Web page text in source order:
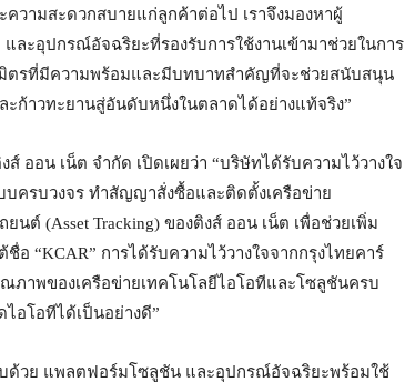
ามสะดวกสบายแก่ลูกค้าต่อไป เราจึงมองหาผู้
ะอุปกรณ์อัจฉริยะที่รองรับการใช้งานเข้ามาช่วยในการ
มิตรที่มีความพร้อมและมีบทบาทสำคัญที่จะช่วยสนับสนุน
ะก้าวทะยานสู่อันดับหนึ่งในตลาดได้อย่างแท้จริง”
ออน เน็ต จำกัด เปิดเผยว่า “บริษัทได้รับความไว้วางใจ
บครบวงจร ทำสัญญาสั่งซื้อและติดตั้งเครือข่าย
ต์ (Asset Tracking) ของติงส์ ออน เน็ต เพื่อช่วยเพิ่ม
“KCAR” การได้รับความไว้วางใจจากกรุงไทยคาร์
ภาพของเครือข่ายเทคโนโลยีไอโอทีและโซลูชันครบ
อโอทีได้เป็นอย่างดี”
อบด้วย แพลตฟอร์มโซลูชัน และอุปกรณ์อัจฉริยะพร้อมใช้